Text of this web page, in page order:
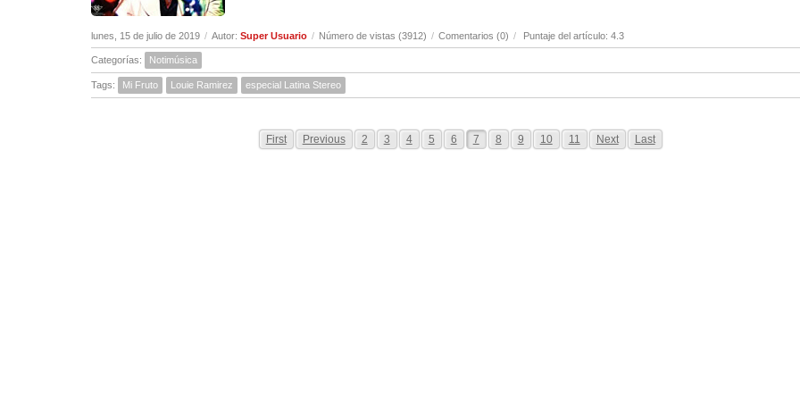
lunes, 15 de julio de 2019 / Autor: Super Usuario / Número de vistas (3912) / Comentarios (0) / Puntaje del artículo: 4.3
Categorías: Notimúsica
Tags: Mi Fruto Louie Ramirez especial Latina Stereo
First Previous 2 3 4 5 6 7 8 9 10 11 Next Last